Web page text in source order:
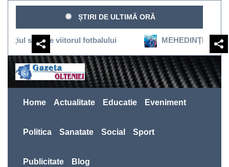
Sari
conținut
ȘTIRI DE ULTIMĂ ORĂ
viitorul fotbalului MEHEDINŢI:SEVERINUL
Home Actualitate Educatie Eveniment
Politica Sanatate Social Sport
Publicitate Blog